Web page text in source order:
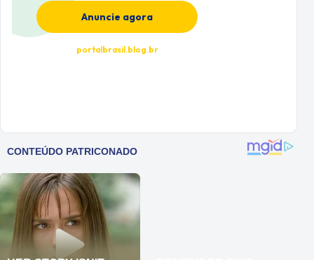
Anuncie agora
portalbrasil.blog.br